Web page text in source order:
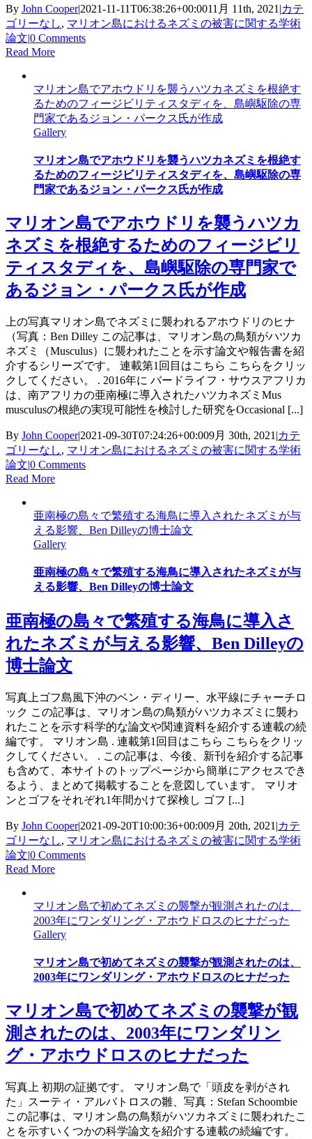
By John Cooper|2021-11-11T06:38:26+00:0011月 11th, 2021 |カテ
ゴリーなし, マリオン島におけるネズミの被害に関する学術
論文|0 Comments
Read More
マリオン島でアホウドリを襲うハツカネズミを根絶す
るためのフィージビリティスタディを、島嶼駆除の専
門家であるジョン・パークス氏が作成
Gallery
マリオン島でアホウドリを襲うハツカネズミを根絶す
るためのフィージビリティスタディを、島嶼駆除の専
門家であるジョン・パークス氏が作成
マリオン島でアホウドリを襲うハツカ
ネズミを根絶するためのフィージビリ
ティスタディを、島嶼駆除の専門家で
あるジョン・パークス氏が作成
上の写真マリオン島でネズミに襲われるアホウドリのヒナ
（写真：Ben Dilley この記事は、マリオン島の鳥類がハツカ
ネズミ（Musculus）に襲われたことを示す論文や報告書を紹
介するシリーズです。 連載第1回目はこちら こちらをクリッ
クしてください。 . 2016年に バードライフ・サウスアフリカ
は、南アフリカの亜南極に導入されたハツカネズミMus
musculusの根絶の実現可能性を検討した研究をOccasional [...]
By John Cooper|2021-09-30T07:24:26+00:009月 30th, 2021 |カテ
ゴリーなし, マリオン島におけるネズミの被害に関する学術
論文|0 Comments
Read More
亜南極の島々で繁殖する海鳥に導入されたネズミが与
える影響、Ben Dilleyの博士論文
Gallery
亜南極の島々で繁殖する海鳥に導入されたネズミが与
える影響、Ben Dilleyの博士論文
亜南極の島々で繁殖する海鳥に導入さ
れたネズミが与える影響、Ben Dilleyの
博士論文
写真上ゴフ島風下沖のベン・ディリー、水平線にチャーチロ
ック この記事は、マリオン島の鳥類がハツカネズミに襲わ
れたことを示す科学的な論文や関連資料を紹介する連載の続
編です。 マリオン島 . 連載第1回目はこちら こちらをクリッ
クしてください。 . この記事は、今後、新刊を紹介する記事
も含めて、本サイトのトップページから簡単にアクセスでき
るよう、まとめて掲載することを意図しています。 マリオ
ンとゴフをそれぞれ1年間かけて探検し ゴフ [...]
By John Cooper|2021-09-20T10:00:36+00:009月 20th, 2021 |カテ
ゴリーなし, マリオン島におけるネズミの被害に関する学術
論文|0 Comments
Read More
マリオン島で初めてネズミの襲撃が観測されたのは、
2003年にワンダリング・アホウドロスのヒナだった
Gallery
マリオン島で初めてネズミの襲撃が観測されたのは、
2003年にワンダリング・アホウドロスのヒナだった
マリオン島で初めてネズミの襲撃が観
測されたのは、2003年にワンダリン
グ・アホウドロスのヒナだった
写真上 初期の証拠です。 マリオン島で「頭皮を剥がされ
た」スーティ・アルバトロスの雛、写真：Stefan Schoombie
この記事は、マリオン島の鳥類がハツカネズミに襲われたこ
とを示すいくつかの科学論文を紹介する連載の続編です。